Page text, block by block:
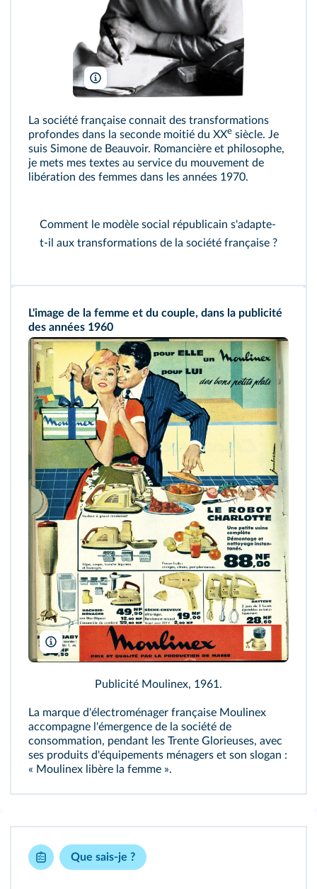
D. Bellon/AKG
La société française connait des transformations
profondes dans la seconde moitié du XXe siècle. Je
suis Simone de Beauvoir. Romancière et philosophe,
je mets mes textes au service du mouvement de
libération des femmes dans les années 1970.
Comment le modèle social républicain s'adapte-
t-il aux transformations de la société française ?
L'image de la femme et du couple, dans la publicité
des années 1960
Coll. Kharbine-Tapabor
Publicité Moulinex, 1961.
La marque d'électroménager française Moulinex
accompagne l'émergence de la société de
consommation, pendant les Trente Glorieuses, avec
ses produits d'équipements ménagers et son slogan :
« Moulinex libère la femme ».
Que sais-je ?